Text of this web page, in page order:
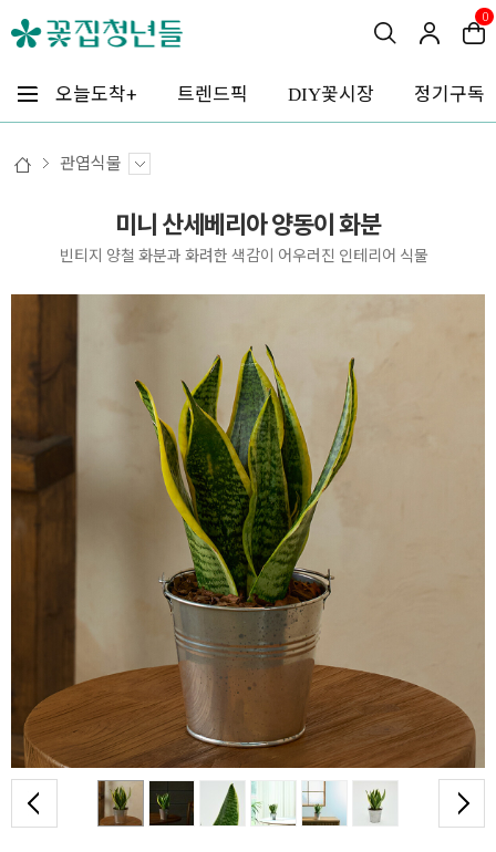
0
오늘도착+ 트렌드픽 DIY꽃시장 정기구독
관엽식물
미니 산세베리아 양동이 화분
빈티지 양철 화분과 화려한 색감이 어우러진 인테리어 식물